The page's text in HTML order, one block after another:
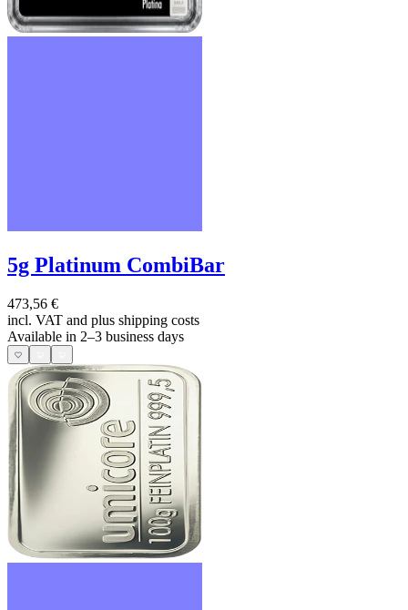
5g Platinum CombiBar
473,56 €
incl. VAT and plus shipping costs
Available in 2–3 business days